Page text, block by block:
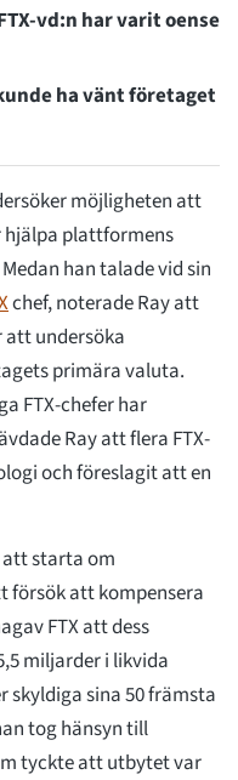
vd:n har varit oense
ha vänt företaget
möjligheten att
hjälpa plattformens
han talade vid sin
chef, noterade Ray att
undersöka
primära valuta.
FTX-chefer har
Ray att flera FTX-
och föreslagit att en
att starta om
försök att kompensera
FTX att dess
miljarder i likvida
skyldiga sina 50 främsta
tog hänsyn till
tyckte att utbytet var